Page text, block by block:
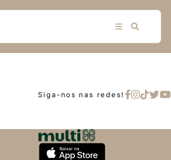
Siga-nos nas redes!